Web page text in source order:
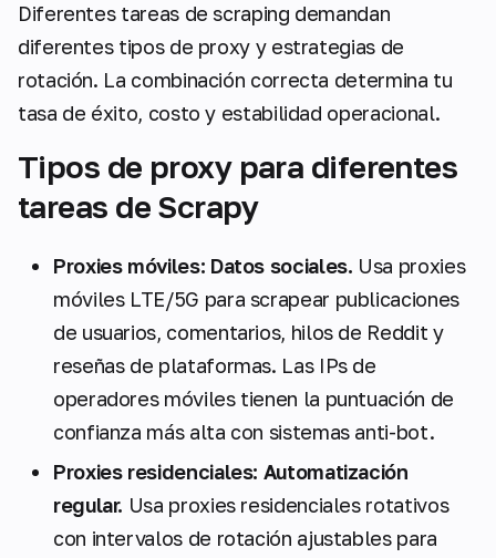
Diferentes tareas de scraping demandan
diferentes tipos de proxy y estrategias de
rotación. La combinación correcta determina tu
tasa de éxito, costo y estabilidad operacional.
Tipos de proxy para diferentes
tareas de Scrapy
Proxies móviles: Datos sociales. Usa proxies
móviles LTE/5G para scrapear publicaciones
de usuarios, comentarios, hilos de Reddit y
reseñas de plataformas. Las IPs de
operadores móviles tienen la puntuación de
confianza más alta con sistemas anti-bot.
Proxies residenciales: Automatización
regular. Usa proxies residenciales rotativos
con intervalos de rotación ajustables para